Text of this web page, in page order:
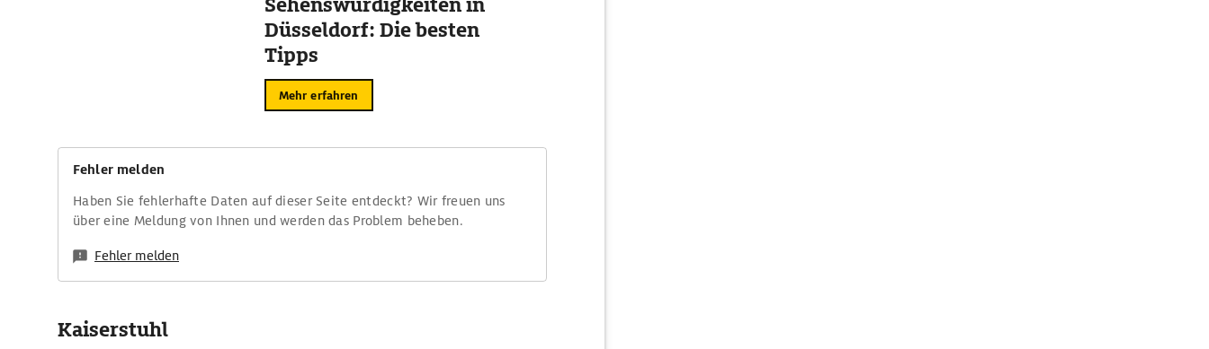
Düsseldorf: Die besten
Tipps
Mehr erfahren
Fehler melden
Haben Sie fehlerhafte Daten auf dieser Seite entdeckt? Wir freuen uns
über eine Meldung von Ihnen und werden das Problem beheben.
Fehler melden
Kaiserstuhl